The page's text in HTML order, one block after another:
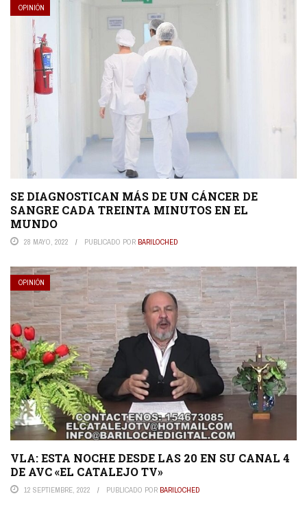
OPINIÓN
SE DIAGNOSTICAN MÁS DE UN CÁNCER DE
SANGRE CADA TREINTA MINUTOS EN EL
MUNDO
28 MAYO, 2022 PUBLICADO POR BARILOCHED
OPINIÓN
VLA: ESTA NOCHE DESDE LAS 20 EN SU CANAL 4
DE AVC «EL CATALEJO TV»
12 SEPTIEMBRE, 2022 PUBLICADO POR BARILOCHED